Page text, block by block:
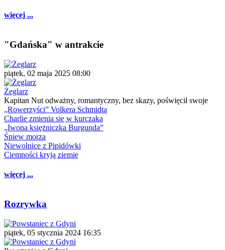
więcej ...
"Gdańska" w antrakcie
piątek, 02 maja 2025 08:00
Żeglarz
Kapitan Nut odważny, romantyczny, bez skazy, poświęcił swoje
„Rowerzyści” Volkera Schmidta
Charlie zmienia się w kurczaka
„Iwona księżniczka Burgunda”
Śpiew morza
Niewolnice z Pipidówki
Ciemności kryją ziemię
więcej ...
Rozrywka
piątek, 05 stycznia 2024 16:35